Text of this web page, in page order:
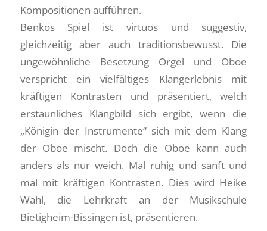
Kompositionen aufführen.
Benkös Spiel ist virtuos und suggestiv,
gleichzeitig aber auch traditionsbewusst. Die
ungewöhnliche Besetzung Orgel und Oboe
verspricht ein vielfältiges Klangerlebnis mit
kräftigen Kontrasten und präsentiert, welch
erstaunliches Klangbild sich ergibt, wenn die
„Königin der Instrumente“ sich mit dem Klang
der Oboe mischt. Doch die Oboe kann auch
anders als nur weich. Mal ruhig und sanft und
mal mit kräftigen Kontrasten. Dies wird Heike
Wahl, die Lehrkraft an der Musikschule
Bietigheim-Bissingen ist, präsentieren.